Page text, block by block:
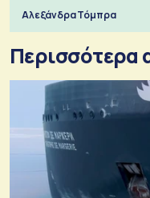
Αλεξάνδρα Τόμπρα
Περισσότερα